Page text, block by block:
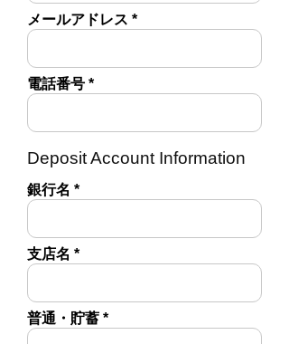
メールアドレス
電話番号
Deposit Account Information
銀行名
支店名
普通・貯蓄